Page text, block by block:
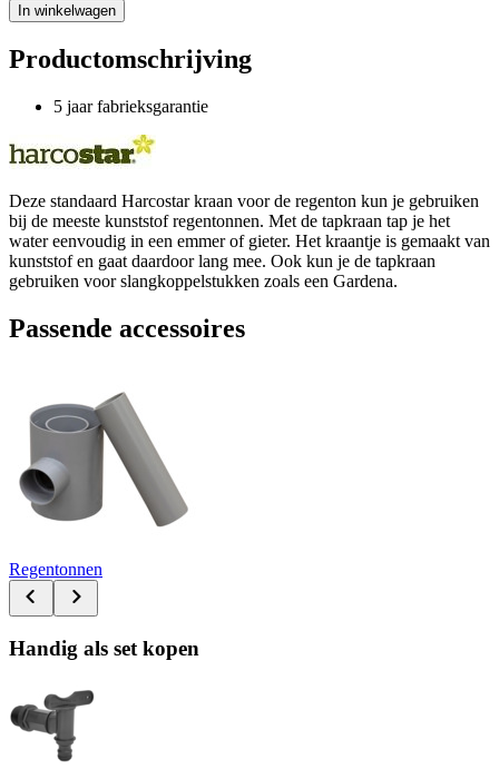
In winkelwagen
Productomschrijving
5 jaar fabrieksgarantie
Deze standaard Harcostar kraan voor de regenton kun je gebruiken
bij de meeste kunststof regentonnen. Met de tapkraan tap je het
water eenvoudig in een emmer of gieter. Het kraantje is gemaakt van
kunststof en gaat daardoor lang mee. Ook kun je de tapkraan
gebruiken voor slangkoppelstukken zoals een Gardena.
Passende accessoires
Regentonnen
Handig als set kopen